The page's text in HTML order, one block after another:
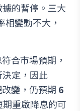
的暫停。三大
變動不大，
合市場預期，
定，因此
變，仍預期 6
期重啟降息的可